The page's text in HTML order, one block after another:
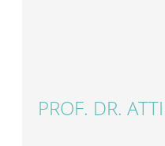
PROF. DR.